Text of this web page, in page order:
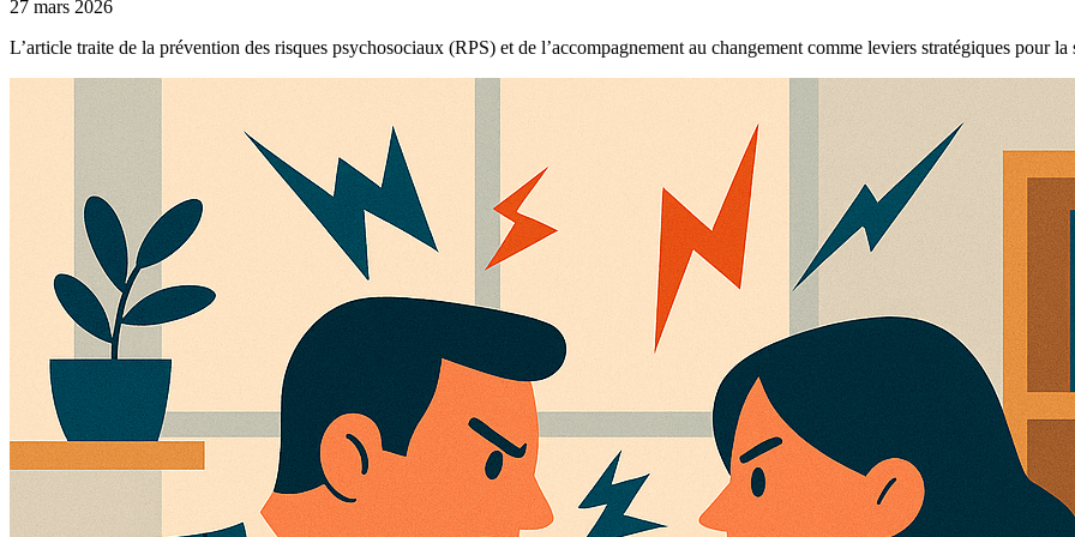
27 mars 2026
L’article traite de la prévention des risques psychosociaux (RPS) et de l’accompagnement au changement comme leviers stratégiques pour la